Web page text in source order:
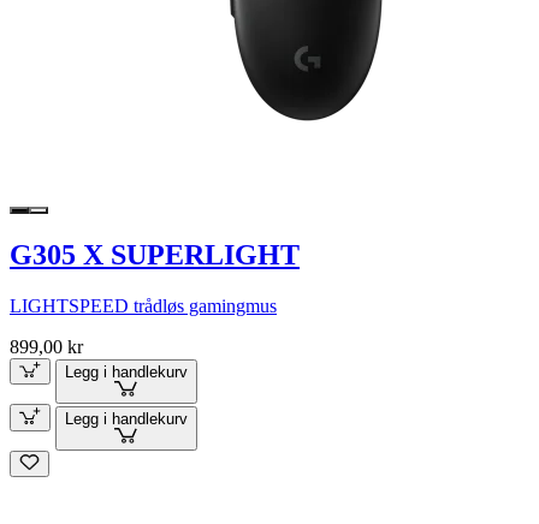
G305 X SUPERLIGHT
LIGHTSPEED trådløs gamingmus
899,00 kr
Legg i handlekurv
Legg i handlekurv